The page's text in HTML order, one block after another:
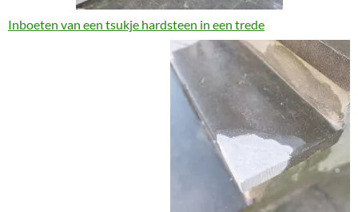
Inboeten van een tsukje hardsteen in een trede